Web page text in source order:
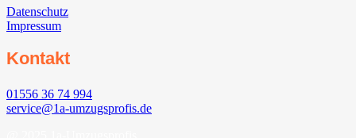
Datenschutz
Impressum
Kontakt
01556 36 74 994
service@1a-umzugsprofis.de